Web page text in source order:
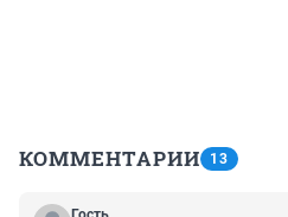
КОММЕНТАРИИ 13